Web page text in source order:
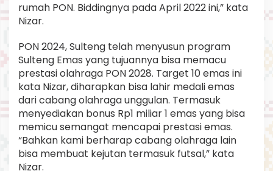
rumah PON. Biddingnya pada April 2022 ini,” kata
Nizar.
PON 2024, Sulteng telah menyusun program
Sulteng Emas yang tujuannya bisa memacu
prestasi olahraga PON 2028. Target 10 emas ini
kata Nizar, diharapkan bisa lahir medali emas
dari cabang olahraga unggulan. Termasuk
menyediakan bonus Rp1 miliar 1 emas yang bisa
memicu semangat mencapai prestasi emas.
“Bahkan kami berharap cabang olahraga lain
bisa membuat kejutan termasuk futsal,” kata
Nizar.